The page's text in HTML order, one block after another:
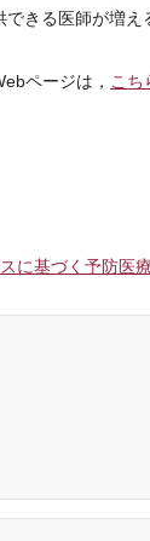
きる医師が増
ページは， こち
に基づく予防医